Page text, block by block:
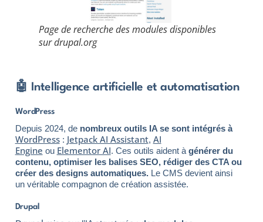
Page de recherche des modules disponibles
sur drupal.org
🤖 Intelligence artificielle et automatisation
WordPress
Depuis 2024, de nombreux outils IA se sont intégrés à
WordPress: Jetpack AI Assistant, AI
Engine ou Elementor AI. Ces outils aident à générer du
contenu, optimiser les balises SEO, rédiger des CTA ou
créer des designs automatiques.Le CMS devient ainsi
un véritable compagnon de création assistée.
Drupal